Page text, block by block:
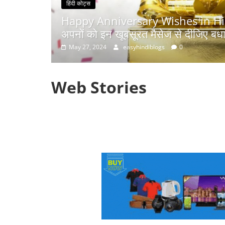
हिंदी कोट्स
Sunset Quotes in Hindi | सूर्यास्त
May 27, 2024 easyhindiblogs 0
Web Stories